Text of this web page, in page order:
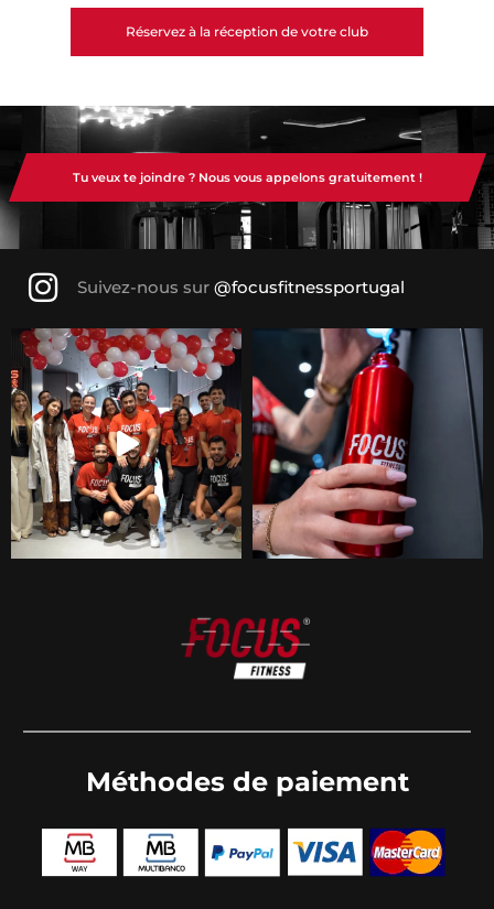
Réservez à la réception de votre club
Tu veux te joindre ? Nous vous appelons gratuitement !
Suivez-nous sur @focusfitnessportugal
Méthodes de paiement